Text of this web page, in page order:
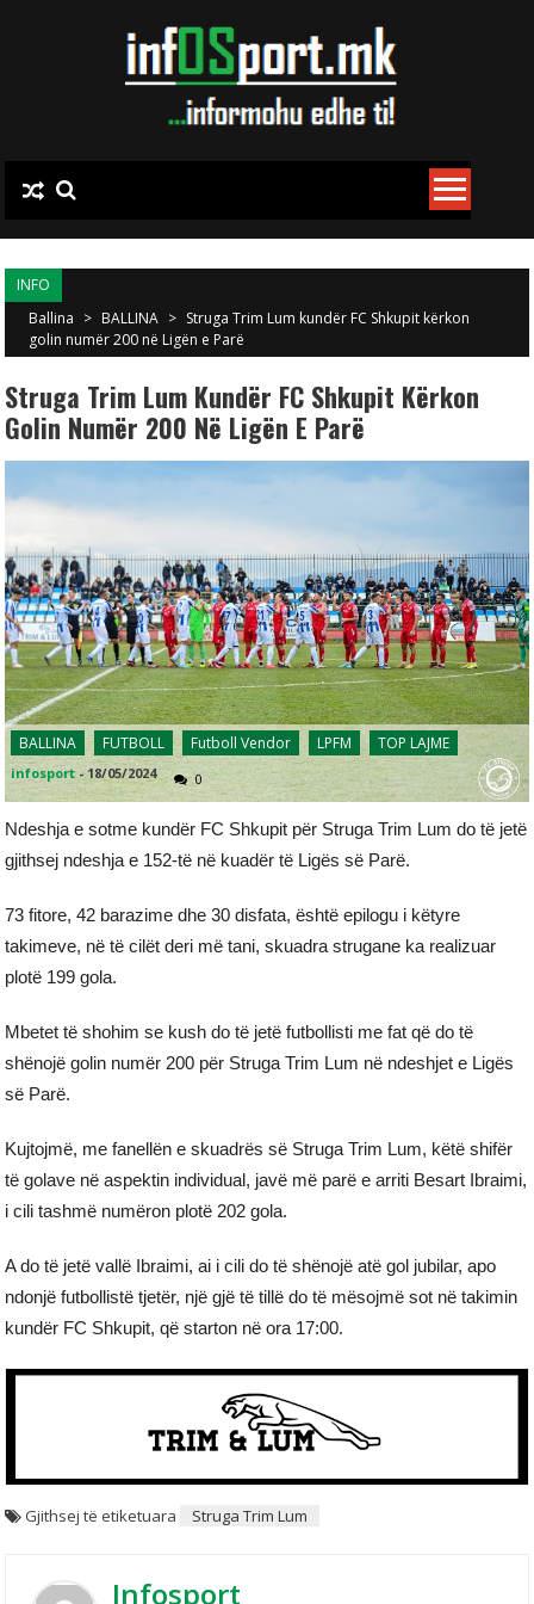
INFO
Ballina > BALLINA > Struga Trim Lum kundër FC Shkupit kërkon
golin numër 200 në Ligën e Parë
Struga Trim Lum Kundër FC Shkupit Kërkon
Golin Numër 200 Në Ligën E Parë
BALLINA FUTBOLL Futboll Vendor LPFM TOP LAJME
infosport -18/05/2024 0
Ndeshja e sotme kundër FC Shkupit për Struga Trim Lum do të jetë
gjithsej ndeshja e 152-të në kuadër të Ligës së Parë.
73 fitore, 42 barazime dhe 30 disfata, është epilogu i këtyre
takimeve, në të cilët deri më tani, skuadra strugane ka realizuar
plotë 199 gola.
Mbetet të shohim se kush do të jetë futbollisti me fat që do të
shënojë golin numër 200 për Struga Trim Lum në ndeshjet e Ligës
së Parë.
Kujtojmë, me fanellën e skuadrës së Struga Trim Lum, këtë shifër
të golave në aspektin individual, javë më parë e arriti Besart Ibraimi,
i cili tashmë numëron plotë 202 gola.
A do të jetë vallë Ibraimi, ai i cili do të shënojë atë gol jubilar, apo
ndonjë futbollistë tjetër, një gjë të tillë do të mësojmë sot në takimin
kundër FC Shkupit, që starton në ora 17:00.
Gjithsej të etiketuara Struga Trim Lum
Infosport